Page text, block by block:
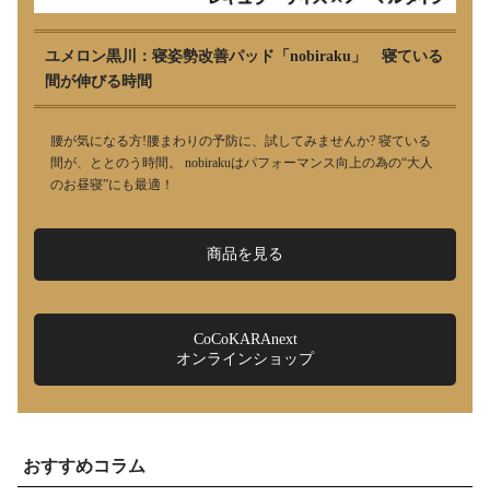
ユメロン黒川：寝姿勢改善パッド「nobiraku」 寝ている
間が伸びる時間
腰が気になる方!腰まわりの予防に、試してみませんか? 寝ている
間が、ととのう時間。 nobirakuはパフォーマンス向上の為の“大人
のお昼寝”にも最適！
商品を見る
CoCoKARAnext
オンラインショップ
おすすめコラム